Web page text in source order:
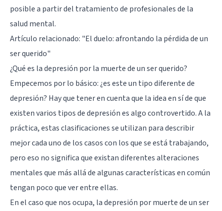
posible a partir del tratamiento de profesionales de la
salud mental.
Artículo relacionado: "El duelo: afrontando la pérdida de un
ser querido"
¿Qué es la depresión por la muerte de un ser querido?
Empecemos por lo básico: ¿es este un tipo diferente de
depresión? Hay que tener en cuenta que la idea en sí de que
existen varios tipos de depresión es algo controvertido. A la
práctica, estas clasificaciones se utilizan para describir
mejor cada uno de los casos con los que se está trabajando,
pero eso no significa que existan diferentes alteraciones
mentales que más allá de algunas características en común
tengan poco que ver entre ellas.
En el caso que nos ocupa, la depresión por muerte de un ser